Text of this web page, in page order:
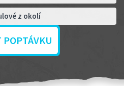
z okolí
POPTÁVKU